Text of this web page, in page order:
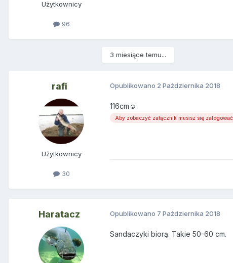
Użytkownicy
96
3 miesiące temu...
rafi
Użytkownicy
30
Opublikowano 2 Października 2018
116cm☺
Aby zobaczyć załącznik musisz się zalogować
Haratacz Opublikowano 7 Października 2018
Sandaczyki biorą. Takie 50-60 cm.